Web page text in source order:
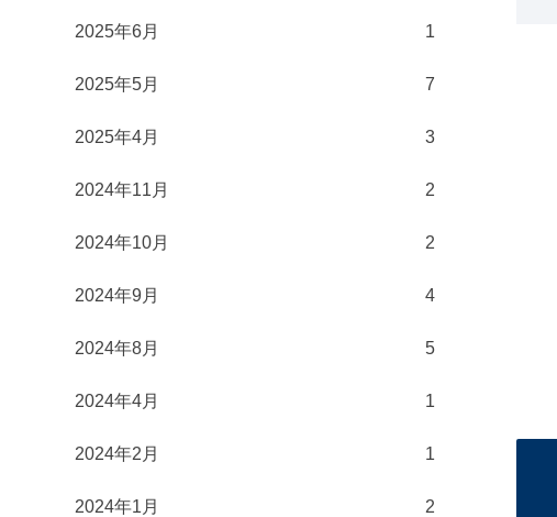
2025年6月 1
2025年5月 7
2025年4月 3
2024年11月 2
2024年10月 2
2024年9月 4
2024年8月 5
2024年4月 1
2024年2月 1
2024年1月 2